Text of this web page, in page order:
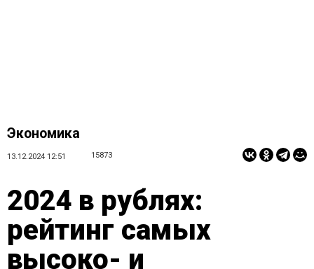
Экономика
13.12.2024 12:51 15873
2024 в рублях:
рейтинг самых
высоко- и